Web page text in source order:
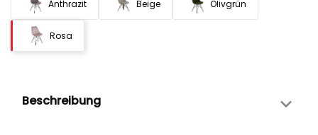
Anthrazit Beige Olivgrün
Rosa
Beschreibung